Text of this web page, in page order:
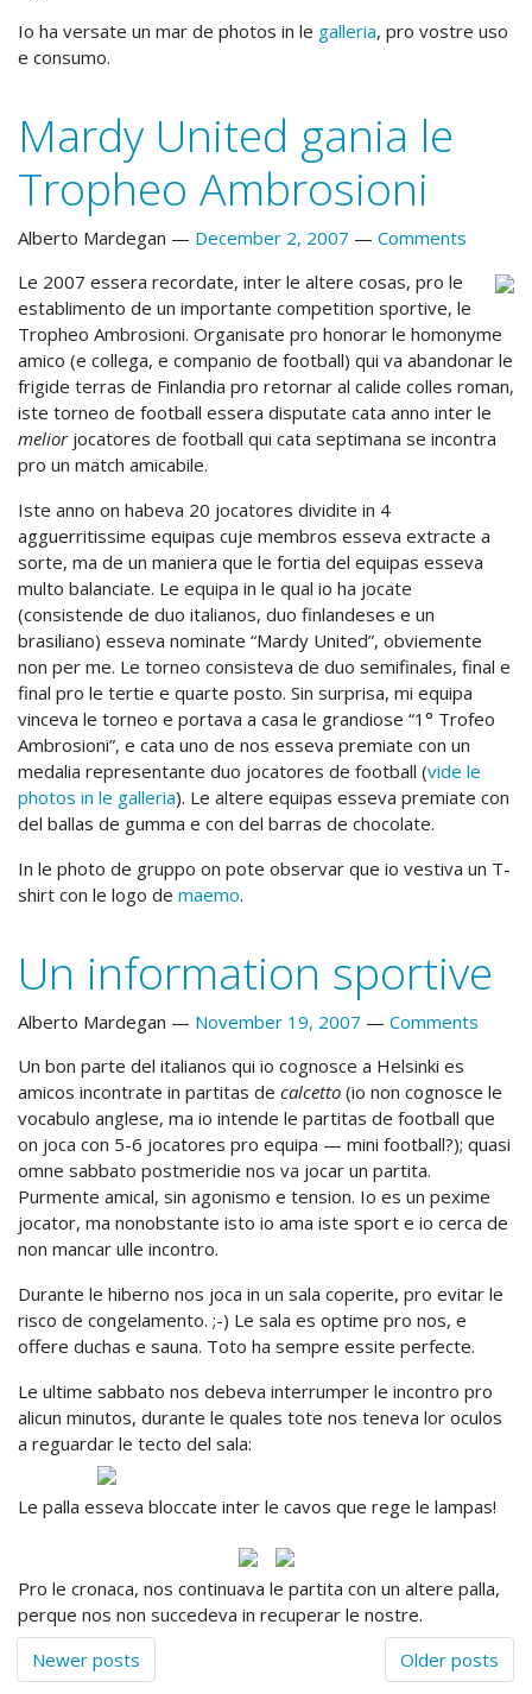
Io ha versate un mar de photos in le galleria, pro vostre uso
e consumo.
Mardy United gania le
Tropheo Ambrosioni
Alberto Mardegan December 2, 2007
Comments
Le 2007 essera recordate, inter le altere cosas, pro le
establimento de un importante competition sportive, le
Tropheo Ambrosioni. Organisate pro honorar le homonyme
amico (e collega, e companio de football) qui va abandonar le
frigide terras de Finlandia pro retornar al calide colles roman,
iste torneo de football essera disputate cata anno inter le
meliorjocatores de football qui cata septimana se incontra
pro un match amicabile.
Iste anno on habeva 20 jocatores dividite in 4
agguerritissime equipas cuje membros esseva extracte a
sorte, ma de un maniera que le fortia del equipas esseva
multo balanciate. Le equipa in le qual io ha jocate
(consistende de duo italianos, duo finlandeses e un
brasiliano) esseva nominate “Mardy United”, obviemente
non per me. Le torneo consisteva de duo semifinales, final e
final pro le tertie e quarte posto. Sin surprisa, mi equipa
vinceva le torneo e portava a casa le grandiose “1° Trofeo
Ambrosioni”, e cata uno de nos esseva premiate con un
medalia representante duo jocatores de football (vide le
photos in le galleria). Le altere equipas esseva premiate con
del ballas de gumma e con del barras de chocolate.
In le photo de gruppo on pote observar que io vestiva un T-
shirt con le logo de maemo.
Un information sportive
Alberto Mardegan November 19, 2007
Comments
Un bon parte del italianos qui io cognosce a Helsinki es
amicos incontrate in partitas de calcetto (io non cognosce le
vocabulo anglese, ma io intende le partitas de football que
on joca con 5-6 jocatores pro equipa — mini football?); quasi
omne sabbato postmeridie nos va jocar un partita.
Purmente amical, sin agonismo e tension. Io es un pexime
jocator, ma nonobstante isto io ama iste sport e io cerca de
non mancar ulle incontro.
Durante le hiberno nos joca in un sala coperite, pro evitar le
risco de congelamento. ;-) Le sala es optime pro nos, e
offere duchas e sauna. Toto ha sempre essite perfecte.
Le ultime sabbato nos debeva interrumper le incontro pro
alicun minutos, durante le quales tote nos teneva lor oculos
a reguardar le tecto del sala:
Le palla esseva bloccate inter le cavos que rege le lampas!
Pro le cronaca, nos continuava le partita con un altere palla,
perque nos non succedeva in recuperar le nostre.
Newer posts
Older posts